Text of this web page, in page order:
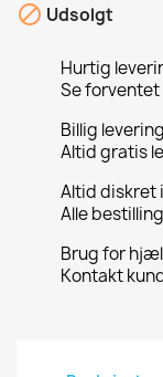
 Udsolgt
Hurtig
Se
Billig levering
Altid gratis
Altid diskret
Alle
Brug for
Kontakt